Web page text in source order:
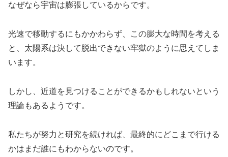
なぜなら宇宙は膨張しているからです。
光速で移動するにもかかわらず、この膨大な時間を考える
と、太陽系は決して脱出できない牢獄のように思えてしま
います。
しかし、近道を見つけることができるかもしれないという
理論もあるようです。
私たちが努力と研究を続ければ、最終的にどこまで行ける
かはまだ誰にもわからないのです。